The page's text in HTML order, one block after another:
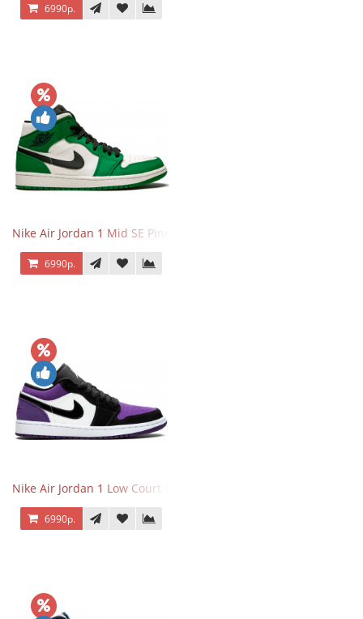
6990р.
Nike Air Jordan 1 Mid SE Pine Green
6990р.
Nike Air Jordan 1 Low Court Purple
6990р.